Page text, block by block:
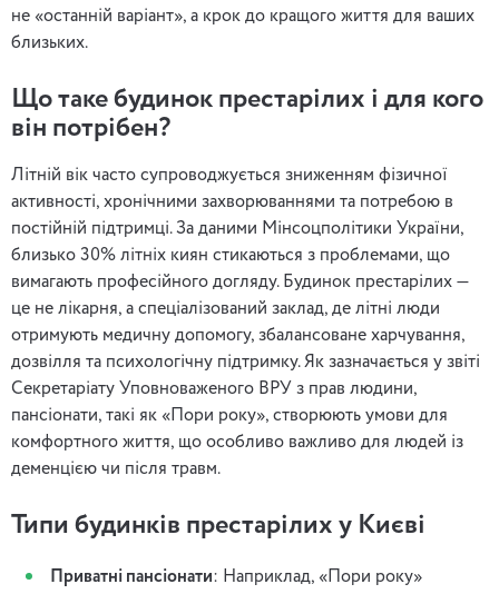
не «останній варіант», а крок до кращого життя для ваших
близьких.
Що таке будинок престарілих і для кого
він потрібен?
Літній вік часто супроводжується зниженням фізичної
активності, хронічними захворюваннями та потребою в
постійній підтримці. За даними Мінсоцполітики України,
близько 30% літніх киян стикаються з проблемами, що
вимагають професійного догляду. Будинок престарілих —
це не лікарня, а спеціалізований заклад, де літні люди
отримують медичну допомогу, збалансоване харчування,
дозвілля та психологічну підтримку. Як зазначається у звіті
Секретаріату Уповноваженого ВРУ з прав людини,
пансіонати, такі як «Пори року», створюють умови для
комфортного життя, що особливо важливо для людей із
деменцією чи після травм.
Типи будинків престарілих у Києві
Приватні пансіонати: Наприклад, «Пори року»